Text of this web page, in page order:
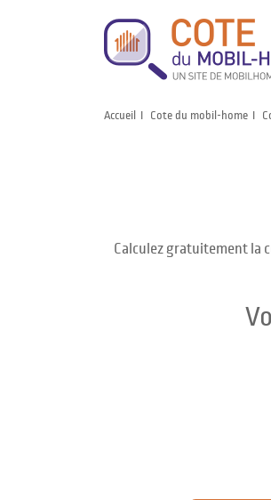
Accueil Cote du mobil-home
Calculez gratuitement la